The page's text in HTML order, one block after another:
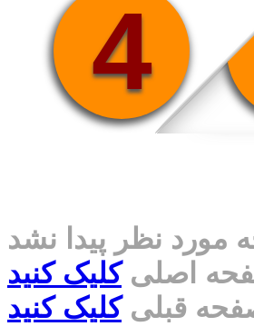
4
مورد نظر پیدا نشد
اصلیکلیک کنید
قبلیکلیک کنید